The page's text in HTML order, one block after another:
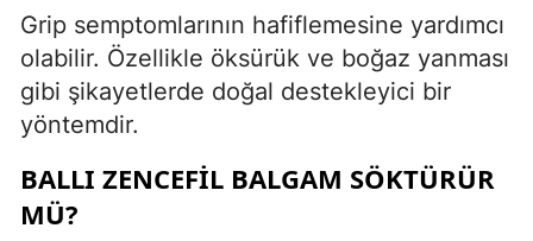
Grip semptomlarının hafiflemesine yardımcı
olabilir. Özellikle öksürük ve boğaz yanması
gibi şikayetlerde doğal destekleyici bir
yöntemdir.
BALLI ZENCEFIL BALGAM SÖKTÜRÜR
MÜ?